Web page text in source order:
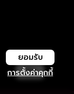
การตั้งค่าคุกกี้
ยอมรับ
เปิด